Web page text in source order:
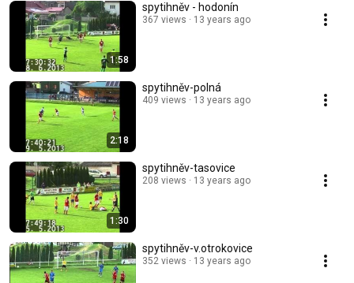
1:58
spytihněv - hodonín
367 views 13 years ago
2:18
spytihněv-polná
409 views 13 years ago
1:30
spytihněv-tasovice
208 views 13 years ago
spytihněv-v.otrokovice
352 views 13 years ago